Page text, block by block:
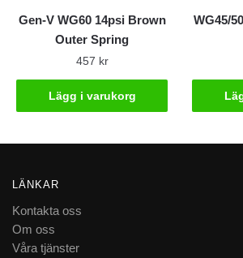
Gen-V WG60 14psi Brown
Outer Spring
457 kr
Lägg i varukorg
WG45/
LÄNKAR
Kontakta oss
Om oss
Våra tjänster